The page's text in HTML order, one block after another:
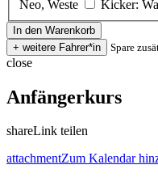
Neo, Weste
Kicker:
Spare
close
Anfängerkurs
shareLink teilen
attachmentZum Kalendar